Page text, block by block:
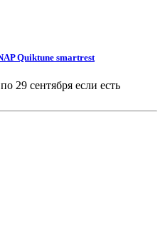
Quiktune smartrest
29 сентября если есть